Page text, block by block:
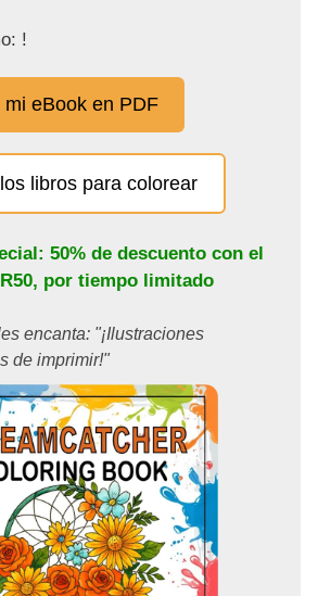
!
mi eBook en PDF
libros para colorear
50% de descuento con el
, por tiempo limitado
encanta: "¡Ilustraciones
de imprimir!"